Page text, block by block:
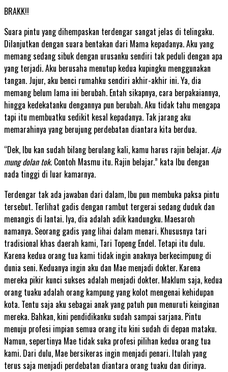
BRAKK!!
Suara pintu yang dihempaskan terdengar sangat jelas di telingaku.
Dilanjutkan dengan suara bentakan dari Mama kepadanya. Aku yang
memang sedang sibuk dengan urusanku sendiri tak peduli dengan apa
yang terjadi. Aku berusaha menutup kedua kupingku menggunakan
tangan. Jujur, aku benci rumahku sendiri akhir-akhir ini. Ya, dia
memang belum lama ini berubah. Entah sikapnya, cara berpakaiannya,
hingga kedekatanku dengannya pun berubah. Aku tidak tahu mengapa
tapi itu membuatku sedikit kesal kepadanya. Tak jarang aku
memarahinya yang berujung perdebatan diantara kita berdua.
“Dek, Ibu kan sudah bilang berulang kali, kamu harus rajin belajar.Aja
mung dolan tok. Contoh Masmu itu. Rajin belajar.” kata Ibu dengan
nada tinggi di luar kamarnya.
Terdengar tak ada jawaban dari dalam, Ibu pun membuka paksa pintu
tersebut. Terlihat gadis dengan rambut tergerai sedang duduk dan
menangis di lantai. Iya, dia adalah adik kandungku. Maesaroh
namanya. Seorang gadis yang lihai dalam menari. Khususnya tari
tradisional khas daerah kami, Tari Topeng Endel. Tetapi itu dulu.
Karena kedua orang tua kami tidak ingin anaknya berkecimpung di
dunia seni. Keduanya ingin aku dan Mae menjadi dokter. Karena
mereka pikir kunci sukses adalah menjadi dokter. Maklum saja, kedua
orang tuaku adalah orang kampung yang kolot mengenai kehidupan
kota. Tentu saja aku sebagai anak yang patuh pun menuruti keinginan
mereka. Bahkan, kini pendidikanku sudah sampai sarjana. Pintu
menuju profesi impian semua orang itu kini sudah di depan mataku.
Namun, sepertinya Mae tidak suka profesi pilihan kedua orang tua
kami. Dari dulu, Mae bersikeras ingin menjadi penari. Itulah yang
terus saja menjadi perdebatan diantara orang tuaku dan dirinya.